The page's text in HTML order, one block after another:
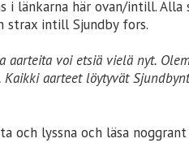
länkarna här ovan/intill. Alla
strax intill Sjundby fors.
voi etsiä vielä nyt.
aarteet löytyvät
lyssna och läsa